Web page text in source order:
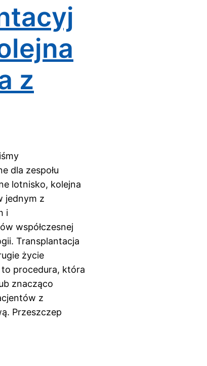
z
dla zespołu
lotnisko, kolejna
jednym z
i
współczesnej
Transplantacja
życie
procedura, która
znacząco
z
Przeszczep